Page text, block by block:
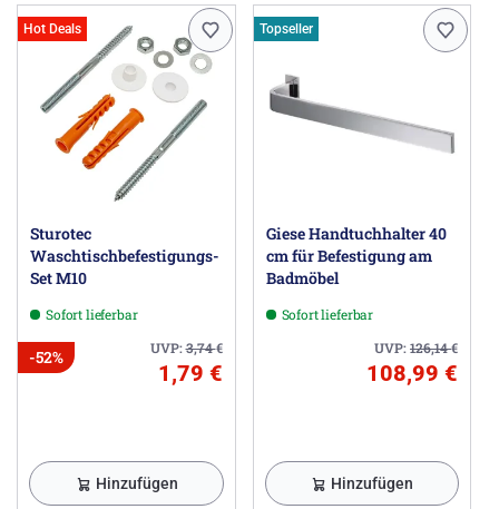
Hot Deals
Sturotec
Waschtischbefestigungs-
Set M10
Sofort lieferbar
UVP:3,74€
-52%
1,79 €
Hinzufügen
Topseller
Giese Handtuchhalter 40
cm für Befestigung am
Badmöbel
Sofort lieferbar
UVP:126,14€
108,99 €
Hinzufügen